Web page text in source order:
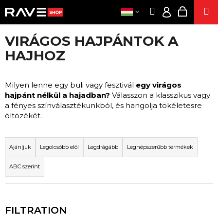
fő
tartalomhoz
KeresésKosár
VIRÁGOS HAJPÁNTOK A
HAJHOZ
Milyen lenne egy buli vagy fesztivál egy virágos
hajpánt nélkül a hajadban? Válasszon a klasszikus vagy
a fényes színválasztékunkból, és hangolja tökéletesre
öltözékét.
T
E
R
M
É
E
Ajánljuk Legolcsóbb elöl Legdrágább Legnépszerűbb termékek
ABC szerint
K
O
Á
R
Vissza
Vissza
M
K
E
R
S
?